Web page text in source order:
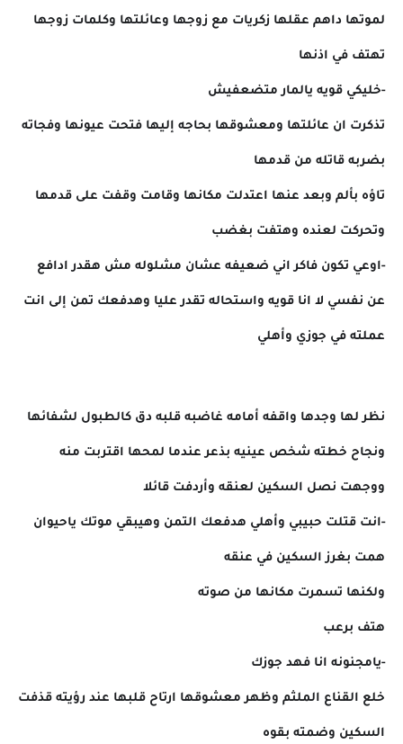
لموتها داهم عقلها زكريات مع زوجها وعائلتها وكلمات زوجها
تهتف في اذنها
-خليكي قويه يالمار متضعفيش
تذكرت ان عائلتها ومعشوقها بحاجه إليها فتحت عيونها وفجاته
بضربه قاتله من قدمها
تاؤه بألم وبعد عنها اعتدلت مكانها وقامت وقفت على قدمها
وتحركت لعنده وهتفت بغضب
-اوعي تكون فاكر اني ضعيفه عشان مشلوله مش هقدر ادافع
عن نفسي لا انا قويه واستحاله تقدر عليا وهدفعك تمن إلى انت
عملته في جوزي وأهلي
نظر لها وجدها واقفه أمامه غاضبه قلبه دق كالطبول لشفائها
ونجاح خطته شخص عينيه بذعر عندما لمحها اقتربت منه
ووجهت نصل السكين لعنقه وأردفت قائلا
-انت قتلت حبيبي وأهلي هدفعك التمن وهيبقي موتك ياحيوان
همت بغرز السكين في عنقه
ولكنها تسمرت مكانها من صوته
هتف برعب
-يامجنونه انا فهد جوزك
خلع القناع الملثم وظهر معشوقها ارتاح قلبها عند رؤيته قذفت
السكين وضمته بقوه